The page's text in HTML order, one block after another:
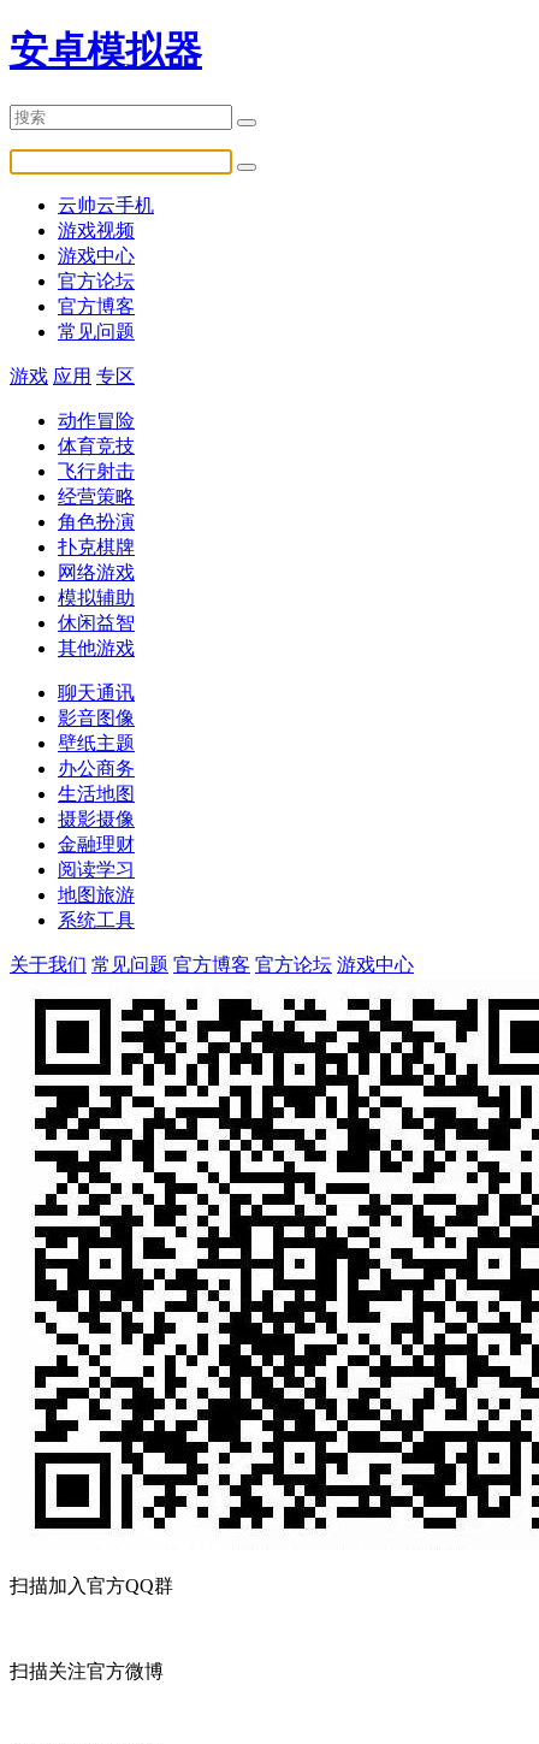
安卓模拟器
云帅云手机
游戏视频
游戏中心
官方论坛
官方博客
常见问题
游戏 应用 专区
动作冒险
体育竞技
飞行射击
经营策略
角色扮演
扑克棋牌
网络游戏
模拟辅助
休闲益智
其他游戏
聊天通讯
影音图像
壁纸主题
办公商务
生活地图
摄影摄像
金融理财
阅读学习
地图旅游
系统工具
关于我们 常见问题 官方博客 官方论坛 游戏中心
扫描加入官方QQ群
扫描关注官方微博